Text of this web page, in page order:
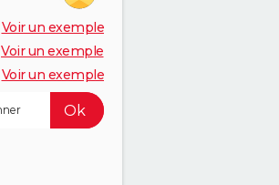
Voir un exemple
Voir un exemple
Voir un exemple